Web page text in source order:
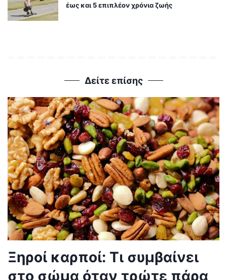
έως και 5 επιπλέον χρόνια ζωής
Δείτε επίσης
Ξηροί καρποί: Τι συμβαίνει
στο σώμα όταν τρώτε πάρα